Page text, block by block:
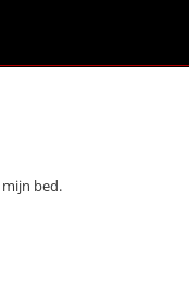
bed.